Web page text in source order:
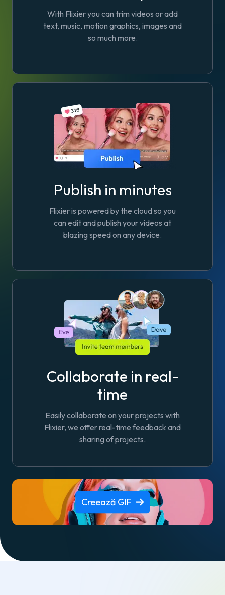
With Flixier you can trim videos or add
text, music, motion graphics, images and
so much more.
Publish in minutes
Flixier is powered by the cloud so you
can edit and publish your videos at
blazing speed on any device.
Collaborate in real-
time
Easily collaborate on your projects with
Flixier, we offer real-time feedback and
sharing of projects.
Creează GIF